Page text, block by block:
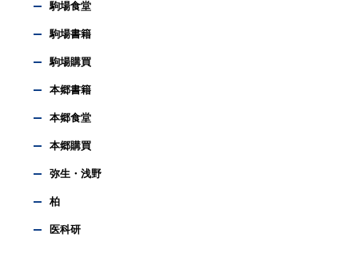
駒場食堂
駒場書籍
駒場購買
本郷書籍
本郷食堂
本郷購買
弥生・浅野
柏
医科研